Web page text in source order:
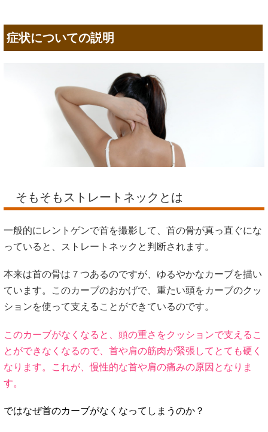
症状についての説明
そもそもストレートネックとは
一般的にレントゲンで首を撮影して、首の骨が真っ直ぐにな
っていると、ストレートネックと判断されます。
本来は首の骨は７つあるのですが、ゆるやかなカーブを描い
ています。このカーブのおかげで、重たい頭をカーブのクッ
ションを使って支えることができているのです。
このカーブがなくなると、頭の重さをクッションで支えるこ
とができなくなるので、首や肩の筋肉が緊張してとても硬く
なります。これが、慢性的な首や肩の痛みの原因となりま
す。
ではなぜ首のカーブがなくなってしまうのか？